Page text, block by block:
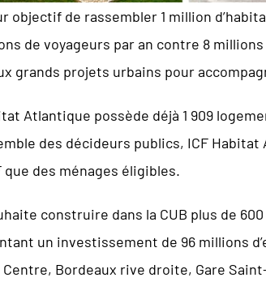
objectif de rassembler 1 million
de voyageurs par an contre 8
grands projets urbains pour
Atlantique possède déjà 1 909
des décideurs publics, ICF
que des ménages éligibles.
construire dans la CUB plus de
un investissement de 96 millions
Bordeaux rive droite, Gare